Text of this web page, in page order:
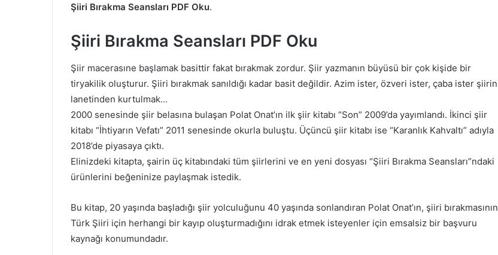
Şiiri Bırakma Seansları PDF Oku.
Şiiri Bırakma Seansları PDF Oku
Şiir macerasıne başlamak basittir fakat bırakmak zordur. Şiir yazmanın büyüsü bir çok kişide bir
tiryakilik oluşturur. Şiiri bırakmak sanıldığı kadar basit değildir. Azim ister, özveri ister, çaba ister şiirin
lanetinden kurtulmak…
2000 senesinde şiir belasına bulaşan Polat Onat’ın ilk şiir kitabı “Son” 2009’da yayımlandı. İkinci şiir
kitabı “İhtiyarın Vefatı” 2011 senesinde okurla buluştu. Üçüncü şiir kitabı ise “Karanlık Kahvaltı” adıyla
2018’de piyasaya çıktı.
Elinizdeki kitapta, şairin üç kitabındaki tüm şiirlerini ve en yeni dosyası “Şiiri Bırakma Seansları”ndaki
ürünlerini beğeninize paylaşmak istedik.
Bu kitap, 20 yaşında başladığı şiir yolculuğunu 40 yaşında sonlandıran Polat Onat’ın, şiiri bırakmasının
Türk Şiiri için herhangi bir kayıp oluşturmadığını idrak etmek isteyenler için emsalsiz bir başvuru
kaynağı konumundadır.